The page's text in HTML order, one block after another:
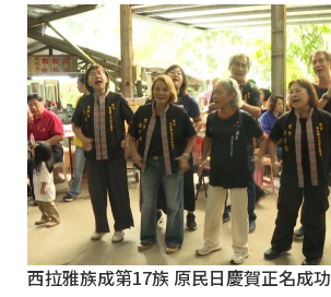
西拉雅族成第17族 原民日慶賀正名成功